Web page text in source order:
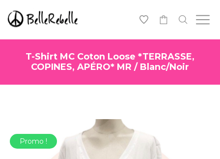
T-Shirt MC Coton Loose *TERRASSE,
COPINES, APÉRO* MR / Blanc/Noir
Promo !